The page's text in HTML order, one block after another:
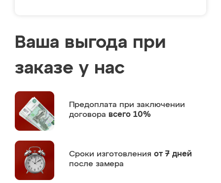
Ваша выгода при
заказе у нас
Предоплата при заключении
договора всего 10%
Сроки изготовления от 7 дней
после замера